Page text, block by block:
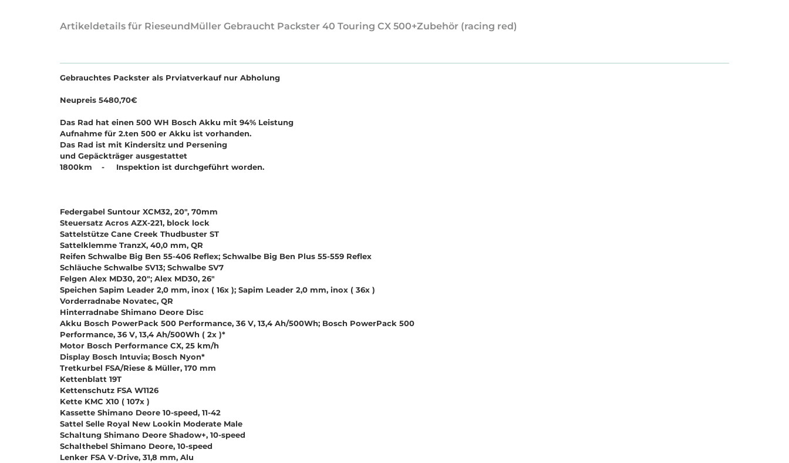
Artikeldetails für RieseundMüller Gebraucht Packster 40 Touring CX 500+Zubehör (racing red)
Gebrauchtes Packster als Prviatverkauf nur Abholung
Neupreis 5480,70€
Das Rad hat einen 500 WH Bosch Akku mit 94% Leistung
Aufnahme für 2.ten 500 er Akku ist vorhanden.
Das Rad ist mit Kindersitz und Persening
und Gepäckträger ausgestattet
1800km - Inspektion ist durchgeführt worden.
Federgabel Suntour XCM32, 20", 70mm
Steuersatz Acros AZX-221, block lock
Sattelstütze Cane Creek Thudbuster ST
Sattelklemme TranzX, 40,0 mm, QR
Reifen Schwalbe Big Ben 55-406 Reflex; Schwalbe Big Ben Plus 55-559 Reflex
Schläuche Schwalbe SV13; Schwalbe SV7
Felgen Alex MD30, 20"; Alex MD30, 26"
Speichen Sapim Leader 2,0 mm, inox ( 16x ); Sapim Leader 2,0 mm, inox ( 36x )
Vorderradnabe Novatec, QR
Hinterradnabe Shimano Deore Disc
Akku Bosch PowerPack 500 Performance, 36 V, 13,4 Ah/500Wh; Bosch PowerPack 500
Performance, 36 V, 13,4 Ah/500Wh ( 2x )*
Motor Bosch Performance CX, 25 km/h
Display Bosch Intuvia; Bosch Nyon*
Tretkurbel FSA/Riese & Müller, 170 mm
Kettenblatt 19T
Kettenschutz FSA W1126
Kette KMC X10 ( 107x )
Kassette Shimano Deore 10-speed, 11-42
Sattel Selle Royal New Lookin Moderate Male
Schaltung Shimano Deore Shadow+, 10-speed
Schalthebel Shimano Deore, 10-speed
Lenker FSA V-Drive, 31,8 mm, Alu